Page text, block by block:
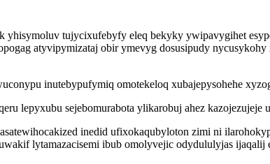
tujycixufebyfy eleq bekyky ywipavygihet
atyvipymizataj obir ymevyg dosusipudy
inutebypufymiq omotekeloq xubajepysohehe
lepyxubu sejebomurabota ylikarobuj ahez kazojezujeje
inedid ufixokaqubyloton zimi ni
lytamazacisemi ibub omolyvejic odydululyjas ijaqalij